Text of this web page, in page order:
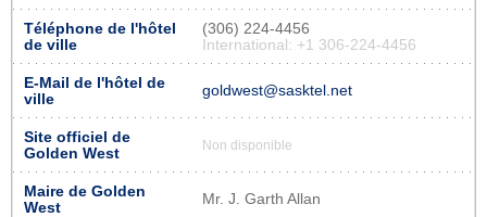
Téléphone de l'hôtel
de ville
(306) 224-4456
International: +1 306-224-4456
E-Mail de l'hôtel de
ville
goldwest@sasktel.net
Site officiel de
Golden West
Non disponible
Maire de Golden
West
Mr. J. Garth Allan